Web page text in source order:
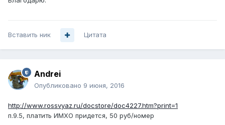
Вставить ник Цитата
Andrei
Опубликовано 9 июня, 2016
http://www.rossvyaz.ru/docstore/doc4227.htm?print=1
п.9.5, платить ИМХО придется, 50 руб/номер